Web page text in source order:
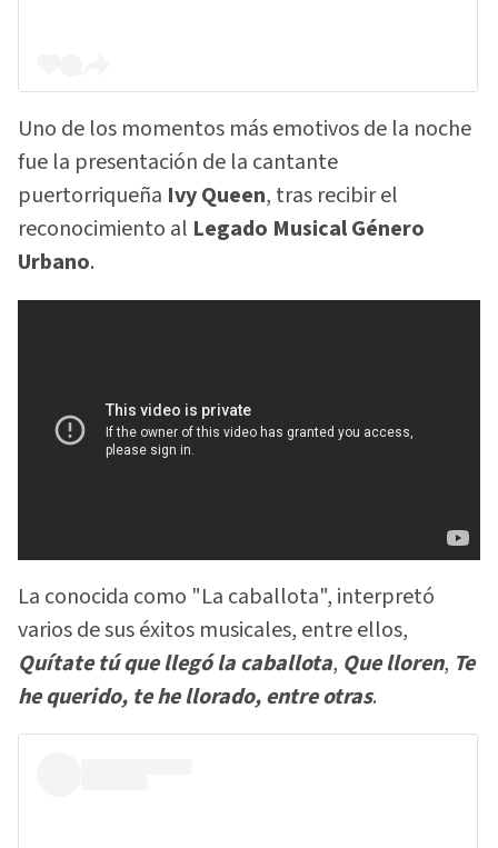
Uno de los momentos más emotivos de la noche
fue la presentación de la cantante
puertorriqueña Ivy Queen, tras recibir el
reconocimiento al Legado Musical Género
Urbano.
La conocida como "La caballota", interpretó
varios de sus éxitos musicales, entre ellos,
Quítate tú que llegó la caballota, Que lloren, Te
he querido, te he llorado, entre otras.